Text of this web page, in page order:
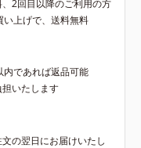
2回目以降のご利用の方
い上げで、送料無料
であれば返品可能
いたします
の翌日にお届けいたし